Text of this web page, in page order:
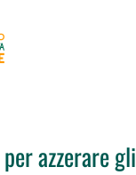
azzerare